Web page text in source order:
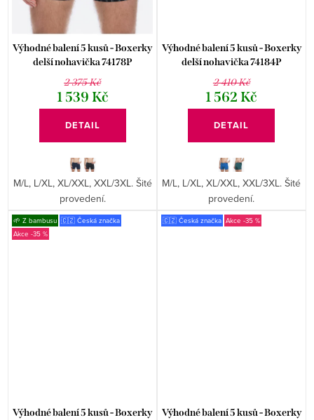
Výhodné balení 5 kusů - Boxerky
delší nohavička 74178P
2 375 Kč
1 539 Kč
DETAIL
M/L, L/XL, XL/XXL, XXL/3XL. Šité
provedení.
Výhodné balení 5 kusů - Boxerky
delší nohavička 74184P
2 410 Kč
1 562 Kč
DETAIL
M/L, L/XL, XL/XXL, XXL/3XL. Šité
provedení.
🌱 Z bambusu 🇨🇿 Česká značka
-35 %
Výhodné balení 5 kusů - Boxerky
🇨🇿 Česká značka -35 %
Výhodné balení 5 kusů - Boxerky